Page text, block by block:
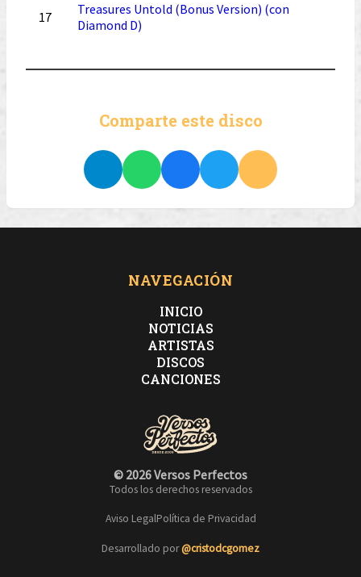
17
Treasures Untold (Bonus Version) (con
Diamond D)
Comparte este disco
NAVEGACIÓN
INICIO
NOTICIAS
ARTISTAS
DISCOS
CANCIONES
© 2026 Versos Perfectos
Todos los derechos reservados
Aviso LegalPolítica de Privacidad
Desarrollado por@cristodcgomez